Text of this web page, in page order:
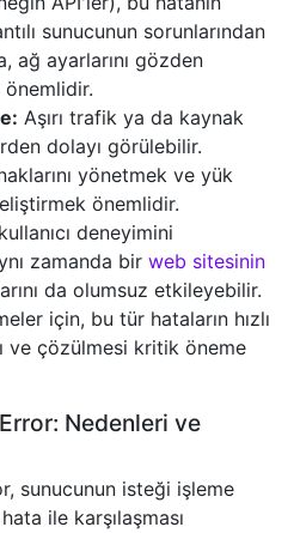
sunucunun sorunlarından
ağ ayarlarını gözden
Aşırı trafik ya da kaynak
dolayı görülebilir.
yönetmek ve yük
önemlidir.
deneyimini
zamanda bir web sitesinin
da olumsuz etkileyebilir.
için, bu tür hataların hızlı
ve çözülmesi kritik öneme
Nedenleri ve
sunucunun isteği işleme
ile karşılaşması